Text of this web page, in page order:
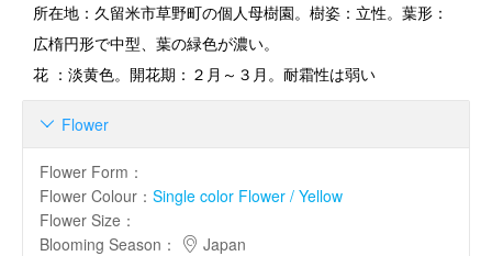
所在地：久留米市草野町の個人母樹園。樹姿：立性。葉形：
広楕円形で中型、葉の緑色が濃い。
花 ：淡黄色。開花期：２月～３月。耐霜性は弱い
Flower

Flower Form ：
Flower Colour ： Single color Flower / Yellow
Flower Size ：
Blooming Season ：
Japan